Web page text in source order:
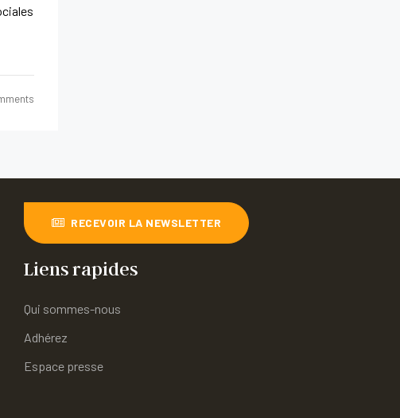
RECEVOIR LA NEWSLETTER
Liens rapides
Qui sommes-nous
Adhérez
Espace presse